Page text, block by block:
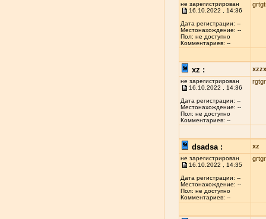
не зарегистрирован
16.10.2022 , 14:36
Дата регистрации: --
Местонахождение: --
Пол: не доступно
Комментариев: --
xz : xzzx
не зарегистрирован
16.10.2022 , 14:36
Дата регистрации: --
Местонахождение: --
Пол: не доступно
Комментариев: --
dsadsa : xz
не зарегистрирован
16.10.2022 , 14:35
Дата регистрации: --
Местонахождение: --
Пол: не доступно
Комментариев: --